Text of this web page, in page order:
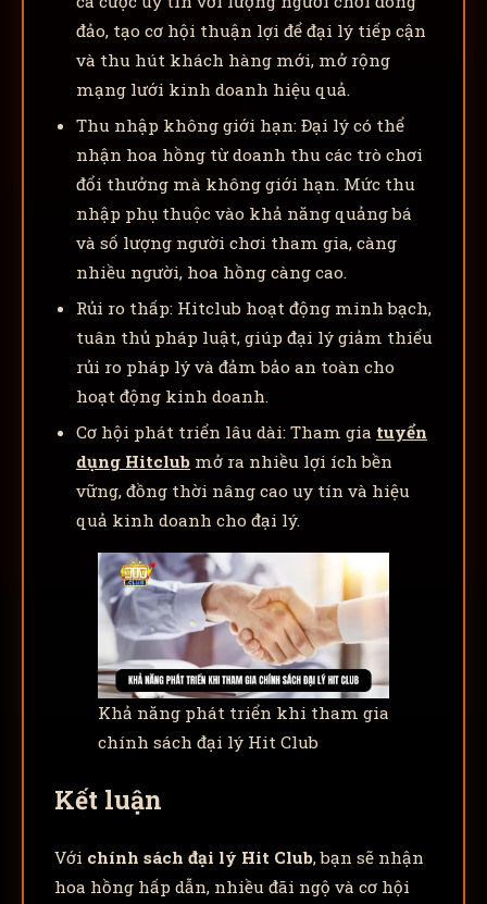
đảo, tạo cơ hội thuận lợi để đại lý tiếp cận
và thu hút khách hàng mới, mở rộng
mạng lưới kinh doanh hiệu quả.
Thu nhập không giới hạn: Đại lý có thể
nhận hoa hồng từ doanh thu các trò chơi
đổi thưởng mà không giới hạn. Mức thu
nhập phụ thuộc vào khả năng quảng bá
và số lượng người chơi tham gia, càng
nhiều người, hoa hồng càng cao.
Rủi ro thấp: Hitclub hoạt động minh bạch,
tuân thủ pháp luật, giúp đại lý giảm thiểu
rủi ro pháp lý và đảm bảo an toàn cho
hoạt động kinh doanh.
Cơ hội phát triển lâu dài: Tham gia tuyển
dụng Hitclub mở ra nhiều lợi ích bền
vững, đồng thời nâng cao uy tín và hiệu
quả kinh doanh cho đại lý.
Khả năng phát triển khi tham gia
chính sách đại lý Hit Club
Kết luận
Với chính sách đại lý Hit Club, bạn sẽ nhận
hoa hồng hấp dẫn, nhiều đãi ngộ và cơ hội